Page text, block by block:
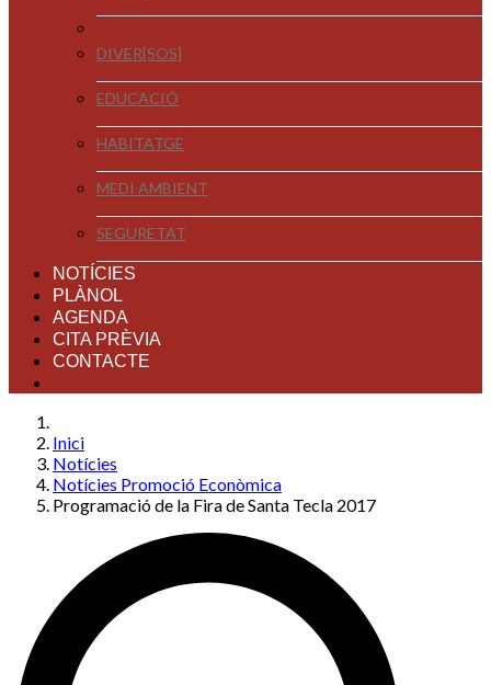
DIVER[SOS]
EDUCACIÓ
HABITATGE
MEDI AMBIENT
SEGURETAT
NOTÍCIES
PLÀNOL
AGENDA
CITA PRÈVIA
CONTACTE
Inici
Notícies
Notícies Promoció Econòmica
Programació de la Fira de Santa Tecla 2017